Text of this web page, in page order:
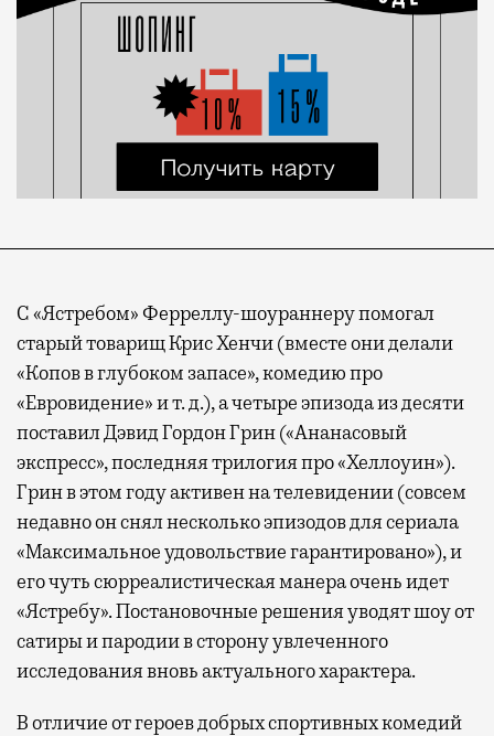
С «Ястребом» Ферреллу-шоураннеру помогал
старый товарищ Крис Хенчи (вместе они делали
«Копов в глубоком запасе», комедию про
«Евровидение» и т. д.), а четыре эпизода из десяти
поставил Дэвид Гордон Грин («Ананасовый
экспресс», последняя трилогия про «Хеллоуин»).
Грин в этом году активен на телевидении (совсем
недавно он снял несколько эпизодов для сериала
«Максимальное удовольствие гарантировано»), и
его чуть сюрреалистическая манера очень идет
«Ястребу». Постановочные решения уводят шоу от
сатиры и пародии в сторону увлеченного
исследования вновь актуального характера.
В отличие от героев добрых спортивных комедий